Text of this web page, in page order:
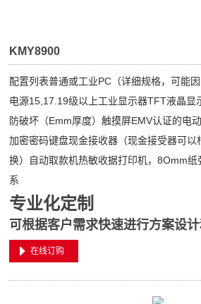
KMY8900
配置列表普通或工业PC（详细规格，可能
电源15,17.19级以上工业显示器TFT液晶显
防破坏（Emm厚度）触摸屏EMV认证的电
加密密码键盘现金接收器（现金接受器可以
换）自动取款机热敏收据打印机，8Omm
系
专业化定制
可根据客户需求快速进行方案设
在线订购